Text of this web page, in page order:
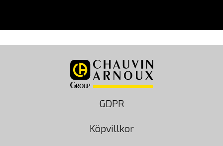
GDPR
Köpvillkor